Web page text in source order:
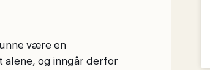
være en
alene, og inngår derfor